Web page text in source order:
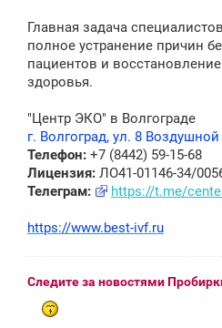
Главная задача
полное устранение причин
пациентов и
здоровья.
"Центр ЭКО" в Волгограде
г. Волгоград, ул. 8
Телефон: +7 (8442) 59-15-68
Лицензия: ЛО41-01146-34/
Телеграм:
https://t.me/
https://www.best-ivf.ru
Следите за новостями